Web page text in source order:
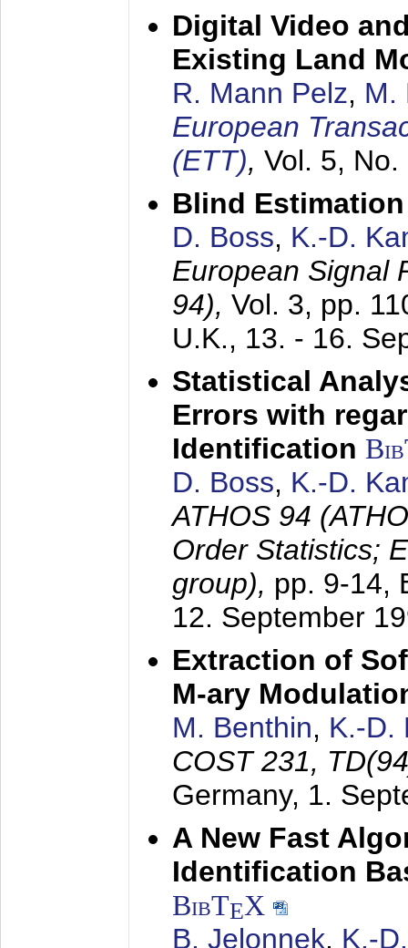
Digital Video
Existing Land
R. Mann Pelz, M.
European
(ETT), Vol. 5,
Blind
D. Boss, K.-D.
European Signal
94), Vol. 3, pp.
U.K., 13. - 16.
Statistical
Errors with
Identification
D. Boss, K.-D.
ATHOS 94
Order Statistics;
group), pp. 9-14,
12. September
Extraction of
M-ary
M. Benthin, K.-D.
COST 231,
Germany, 1.
A New Fast
Identification
BibTEX
B. Jelonnek, K.-